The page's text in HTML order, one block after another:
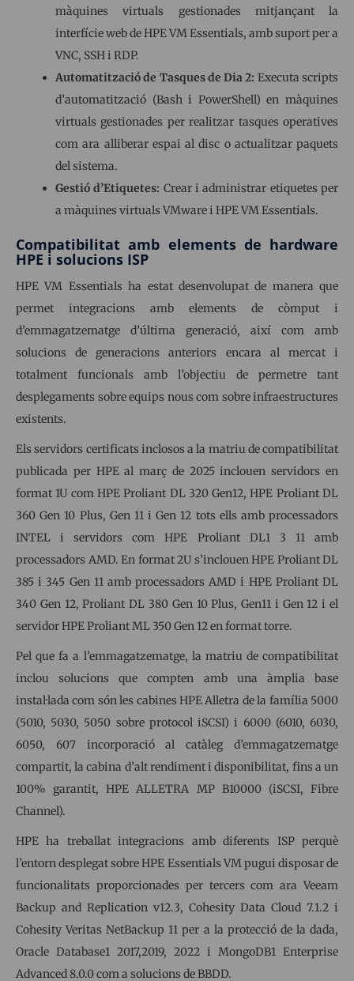
màquines virtuals gestionades mitjançant la
interfície web de HPE VM Essentials, amb suport per a
VNC, SSH i RDP.
Automatització de Tasques de Dia 2: Executa scripts
d’automatització (Bash i PowerShell) en màquines
virtuals gestionades per realitzar tasques operatives
com ara alliberar espai al disc o actualitzar paquets
del sistema.
Gestió d’Etiquetes: Crear i administrar etiquetes per
a màquines virtuals VMware i HPE VM Essentials.
Compatibilitat amb elements de hardware
HPE i solucions ISP
HPE VM Essentials ha estat desenvolupat de manera que
permet integracions amb elements de còmput i
d’emmagatzematge d’última generació, així com amb
solucions de generacions anteriors encara al mercat i
totalment funcionals amb l’objectiu de permetre tant
desplegaments sobre equips nous com sobre infraestructures
existents.
Els servidors certificats inclosos a la matriu de compatibilitat
publicada per HPE al març de 2025 inclouen servidors en
format 1U com HPE Proliant DL 320 Gen12, HPE Proliant DL
360 Gen 10 Plus, Gen 11 i Gen 12 tots ells amb processadors
INTEL i servidors com HPE Proliant DL1 3 11 amb
processadors AMD. En format 2U s’inclouen HPE Proliant DL
385 i 345 Gen 11 amb processadors AMD i HPE Proliant DL
340 Gen 12, Proliant DL 380 Gen 10 Plus, Gen11 i Gen 12 i el
servidor HPE Proliant ML 350 Gen 12 en format torre.
Pel que fa a l’emmagatzematge, la matriu de compatibilitat
inclou solucions que compten amb una àmplia base
instal·lada com són les cabines HPE Alletra de la família 5000
(5010, 5030, 5050 sobre protocol iSCSI) i 6000 (6010, 6030,
6050, 607 incorporació al catàleg d’emmagatzematge
compartit, la cabina d’alt rendiment i disponibilitat, fins a un
100% garantit, HPE ALLETRA MP B10000 (iSCSI, Fibre
Channel).
HPE ha treballat integracions amb diferents ISP perquè
l’entorn desplegat sobre HPE Essentials VM pugui disposar de
funcionalitats proporcionades per tercers com ara Veeam
Backup and Replication v12.3, Cohesity Data Cloud 7.1.2 i
Cohesity Veritas NetBackup 11 per a la protecció de la dada,
Oracle Database1 2017,2019, 2022 i MongoDB1 Enterprise
Advanced 8.0.0 com a solucions de BBDD.